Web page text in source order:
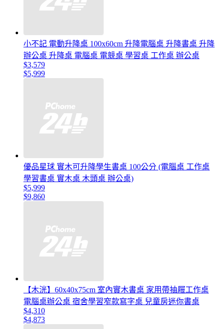
小不記 電動升降桌 100x60cm 升降電腦桌 升降書桌 升降
辦公桌 升降桌 電腦桌 電競桌 學習桌 工作桌 辦公桌
$3,579
$5,999
優品星球 實木可升降學生書桌 100公分 (電腦桌 工作桌
學習書桌 實木桌 木頭桌 辦公桌)
$5,999
$9,860
【木洸】60x40x75cm 室內實木書桌 家用帶抽屜工作桌
電腦桌辦公桌 宿舍學習窄款寫字桌 兒童房迷你書桌
$4,310
$4,873